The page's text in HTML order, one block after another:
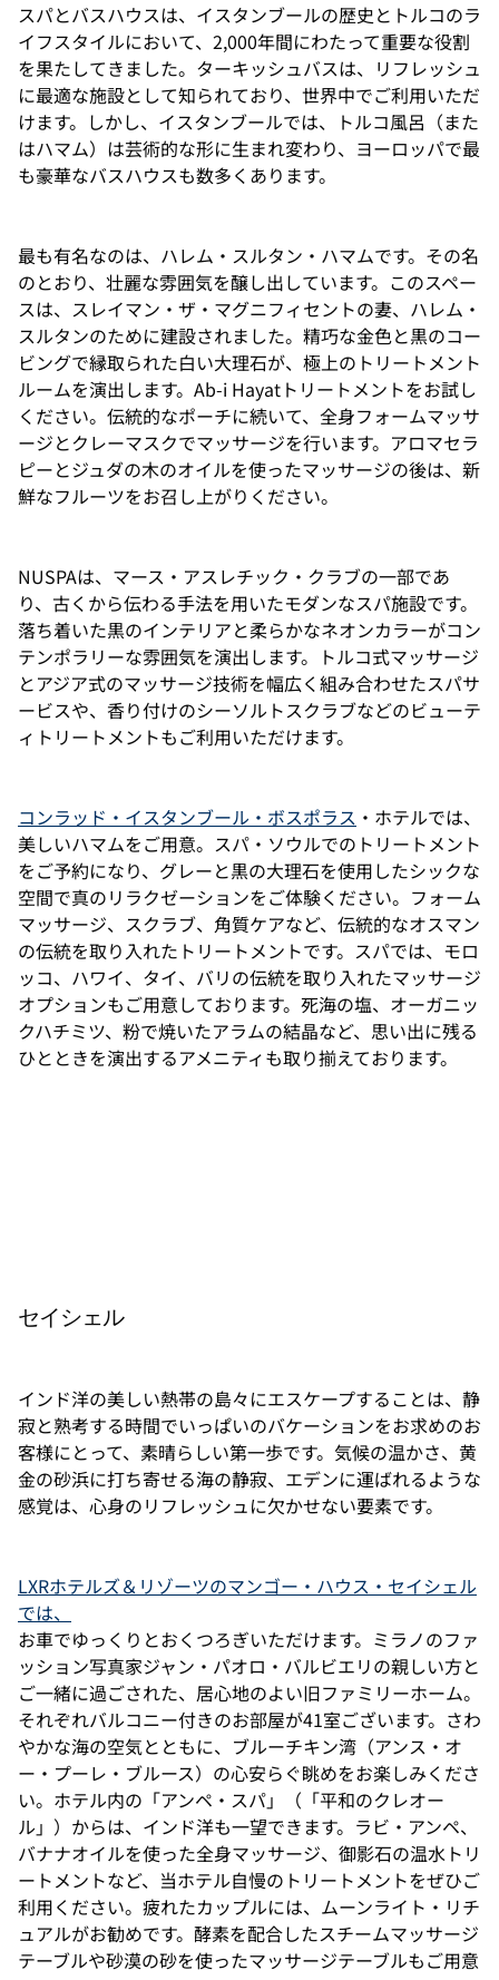
を一
層引
き立
てま
す。
静寂
とリ
ラク
ゼー
ショ
る空
間で
す。
スパとバスハウスは、イスタンブールの歴史とトルコのラ
イフスタイルにおいて、2,000年間にわたって重要な役割
を果たしてきました。ターキッシュバスは、リフレッシュ
に最適な施設として知られており、世界中でご利用いただ
けます。しかし、イスタンブールでは、トルコ風呂（また
はハマム）は芸術的な形に生まれ変わり、ヨーロッパで最
も豪華なバスハウスも数多くあります。
最も有名なのは、ハレム・スルタン・ハマムです。その名
のとおり、壮麗な雰囲気を醸し出しています。このスペー
スは、スレイマン・ザ・マグニフィセントの妻、ハレム・
スルタンのために建設されました。精巧な金色と黒のコー
ビングで縁取られた白い大理石が、極上のトリートメント
ルームを演出します。Ab-i Hayatトリートメントをお試し
ください。伝統的なポーチに続いて、全身フォームマッサ
ージとクレーマスクでマッサージを行います。アロマセラ
ピーとジュダの木のオイルを使ったマッサージの後は、新
鮮なフルーツをお召し上がりください。
NUSPAは、マース・アスレチック・クラブの一部であ
り、古くから伝わる手法を用いたモダンなスパ施設です。
落ち着いた黒のインテリアと柔らかなネオンカラーがコン
テンポラリーな雰囲気を演出します。トルコ式マッサージ
とアジア式のマッサージ技術を幅広く組み合わせたスパサ
ービスや、香り付けのシーソルトスクラブなどのビューテ
ィトリートメントもご利用いただけます。
コンラッド・イスタンブール・ボスポラス ・ホテルでは、
美しいハマムをご用意。スパ・ソウルでのトリートメント
をご予約になり、グレーと黒の大理石を使用したシックな
空間で真のリラクゼーションをご体験ください。フォーム
マッサージ、スクラブ、角質ケアなど、伝統的なオスマン
の伝統を取り入れたトリートメントです。スパでは、モロ
ッコ、ハワイ、タイ、バリの伝統を取り入れたマッサージ
オプションもご用意しております。死海の塩、オーガニッ
クハチミツ、粉で焼いたアラムの結晶など、思い出に残る
ひとときを演出するアメニティも取り揃えております。
ーブ
ルで
なが
ら、
自然
との
触れ
合い
をお
い。
セイシェル
インド洋の美しい熱帯の島々にエスケープすることは、静
寂と熟考する時間でいっぱいのバケーションをお求めのお
客様にとって、素晴らしい第一歩です。気候の温かさ、黄
金の砂浜に打ち寄せる海の静寂、エデンに運ばれるような
感覚は、心身のリフレッシュに欠かせない要素です。
LXRホテルズ＆リゾーツのマンゴー・ハウス・セイシェル
では、
お車でゆっくりとおくつろぎいただけます。ミラノのファ
ッション写真家ジャン・パオロ・バルビエリの親しい方と
ご一緒に過ごされた、居心地のよい旧ファミリーホーム。
それぞれバルコニー付きのお部屋が41室ございます。さわ
やかな海の空気とともに、ブルーチキン湾（アンス・オ
ー・プーレ・ブルース）の心安らぐ眺めをお楽しみくださ
い。ホテル内の「アンペ・スパ」（「平和のクレオー
ル」）からは、インド洋も一望できます。ラビ・アンペ、
バナナオイルを使った全身マッサージ、御影石の温水トリ
ートメントなど、当ホテル自慢のトリートメントをぜひご
利用ください。疲れたカップルには、ムーンライト・リチ
ュアルがお勧めです。酵素を配合したスチームマッサージ
テーブルや砂漠の砂を使ったマッサージテーブルもご用意